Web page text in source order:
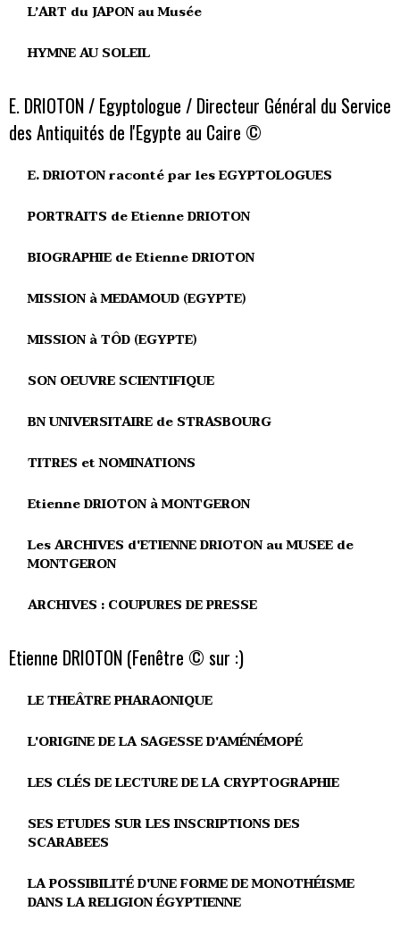
L’ART du JAPON au Musée
HYMNE AU SOLEIL
E. DRIOTON / Egyptologue / Directeur Général du Service
des Antiquités de l'Egypte au Caire ©
E. DRIOTON raconté par les EGYPTOLOGUES
PORTRAITS de Etienne DRIOTON
BIOGRAPHIE de Etienne DRIOTON
MISSION à MEDAMOUD (EGYPTE)
MISSION à TÔD (EGYPTE)
SON OEUVRE SCIENTIFIQUE
BN UNIVERSITAIRE de STRASBOURG
TITRES et NOMINATIONS
Etienne DRIOTON à MONTGERON
Les ARCHIVES d'ETIENNE DRIOTON au MUSEE de
MONTGERON
ARCHIVES : COUPURES DE PRESSE
Etienne DRIOTON (Fenêtre © sur :)
LE THEÂTRE PHARAONIQUE
L'ORIGINE DE LA SAGESSE D'AMÉNÉMOPÉ
LES CLÉS DE LECTURE DE LA CRYPTOGRAPHIE
SES ETUDES SUR LES INSCRIPTIONS DES
SCARABEES
LA POSSIBILITÉ D'UNE FORME DE MONOTHÉISME
DANS LA RELIGION ÉGYPTIENNE